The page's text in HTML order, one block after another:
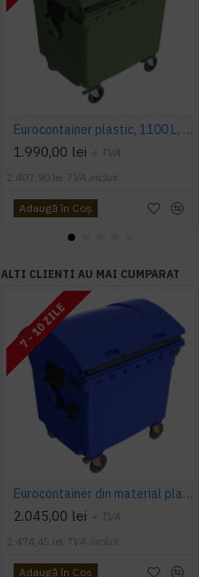
Eurocontainer plastic, 1100 L, verde, capac rotund - Transport Inclus
1.990,00 lei + TVA
2.407,90 lei TVA inclus
Adaugă în Coş
ALTI CLIENTI AU MAI CUMPARAT
7 - 10 ZILE
Eurocontainer din material plastic 1100 l albastru cu capac rotund - Transport Inclus
2.045,00 lei + TVA
2.474,45 lei TVA inclus
Adaugă în Coş